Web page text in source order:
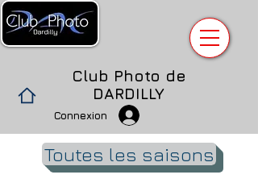
Club Photo de
DARDILLY
Connexion
Toutes les saisons